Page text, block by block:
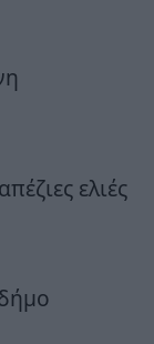
ελιές